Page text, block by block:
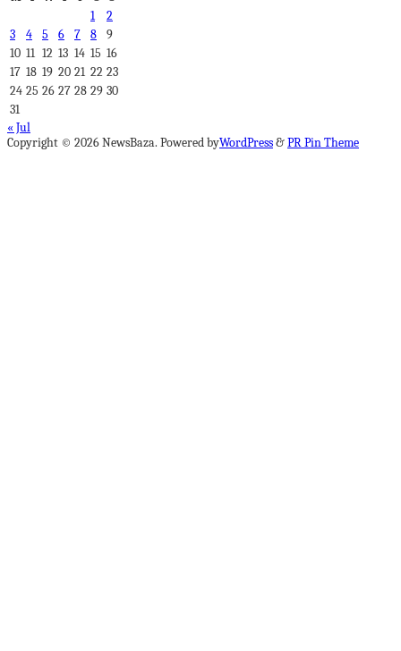
1
2
3
4 5 6 7 8
9
10 11 12 13 14 15 16
17 18 19 20 21 22 23
24 25 26 27 28 29 30
31
« Jul
Copyright © 2026 NewsBaza. Powered byWordPress&PR Pin Theme